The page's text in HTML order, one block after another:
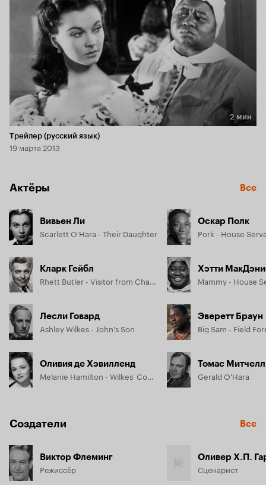
Длительность 2 мин
2 мин
Трейлер (русский язык)
19 марта 2013
Актёры Все
Вивьен Ли
Scarlett O'Hara - Their Daughter
Кларк Гейбл
Лесли Говард
Ashley Wilkes - John's Son
Оливия де Хэвилленд
Оскар Полк
Pork - House
Хэтти
Mammy - House
Эверетт Браун
Big Sam - Field
Томас Митчелл
Gerald O'Hara
Создатели Все
Виктор Флеминг
Режиссёр
Оливер Х.П.
Сценарист